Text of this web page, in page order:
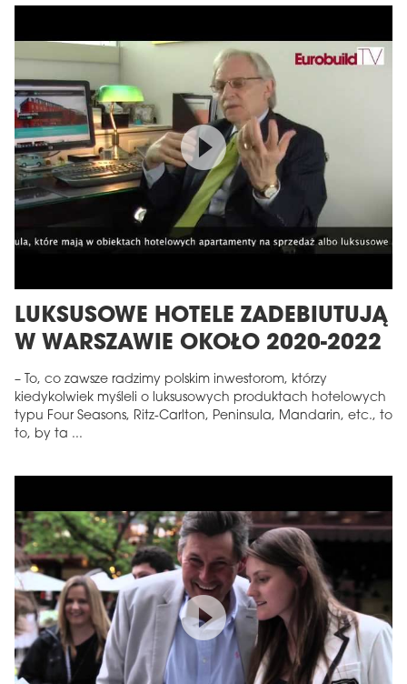
LUKSUSOWE HOTELE ZADEBIUTUJĄ
W WARSZAWIE OKOŁO 2020-2022
– To, co zawsze radzimy polskim inwestorom, którzy
kiedykolwiek myśleli o luksusowych produktach hotelowych
typu Four Seasons, Ritz-Carlton, Peninsula, Mandarin, etc., to
to, by ta ...